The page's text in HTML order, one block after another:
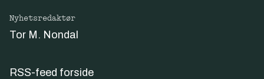
Nyhetsredaktør
Tor M. Nondal
RSS-feed forside